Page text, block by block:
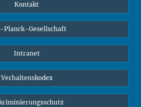
Kontakt
Planck-Gesellschaft
Intranet
Verhaltenskodex